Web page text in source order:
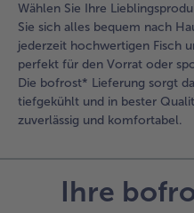
Wählen Sie Ihre
Sie sich alles bequem nach
jederzeit hochwertigen Fisch
perfekt für den Vorrat oder
Die bofrost* Lieferung sorgt
tiefgekühlt und in bester
zuverlässig und komfortabel.
Ihre